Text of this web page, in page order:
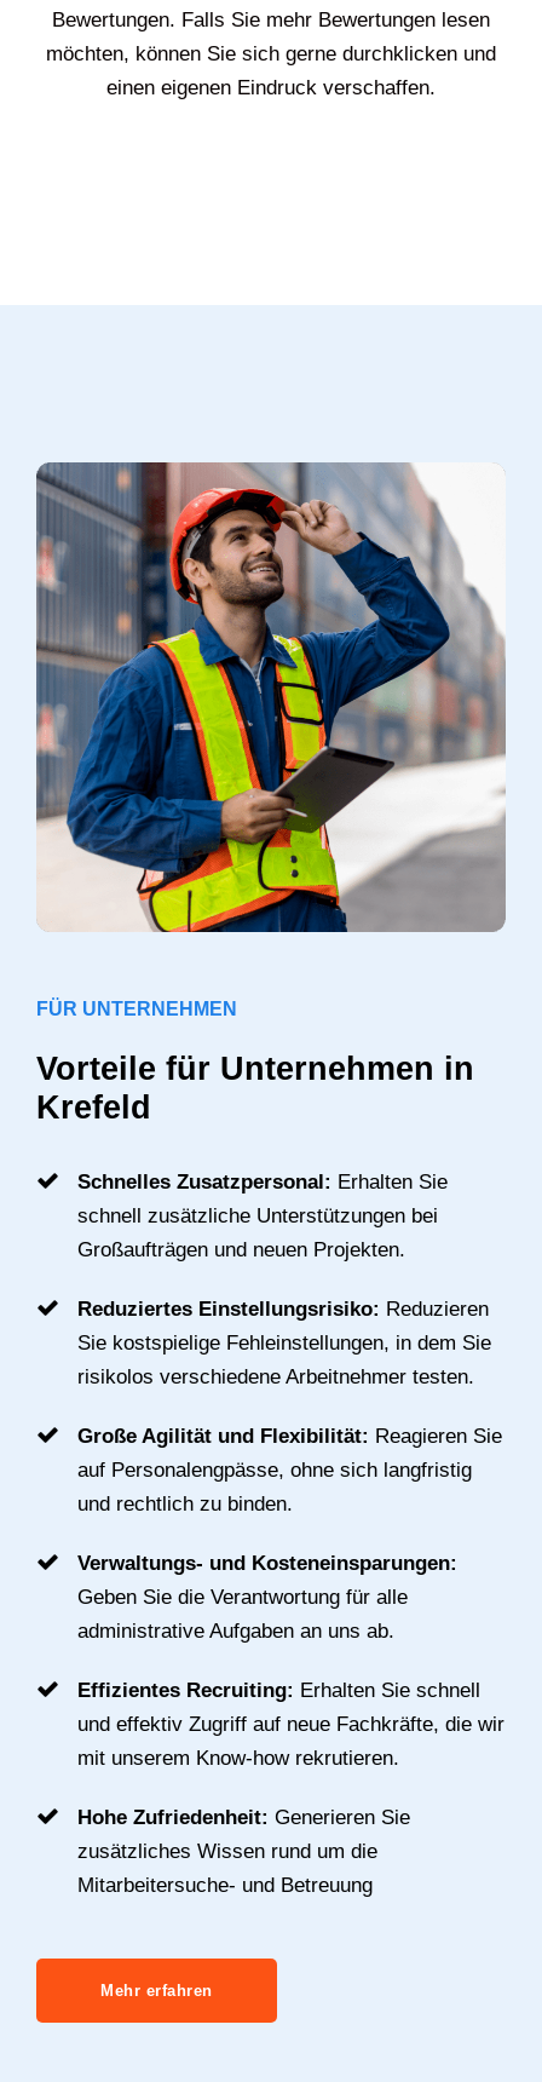
Bewertungen. Falls Sie mehr Bewertungen lesen
möchten, können Sie sich gerne durchklicken und
einen eigenen Eindruck verschaffen.
FÜR UNTERNEHMEN
Vorteile für Unternehmen in
Krefeld
Schnelles Zusatzpersonal: Erhalten Sie
schnell zusätzliche Unterstützungen bei
Großaufträgen und neuen Projekten.
Reduziertes Einstellungsrisiko: Reduzieren
Sie kostspielige Fehleinstellungen, in dem Sie
risikolos verschiedene Arbeitnehmer testen.
Große Agilität und Flexibilität: Reagieren Sie
auf Personalengpässe, ohne sich langfristig
und rechtlich zu binden.
Verwaltungs- und Kosteneinsparungen:
Geben Sie die Verantwortung für alle
administrative Aufgaben an uns ab.
Effizientes Recruiting: Erhalten Sie schnell
und effektiv Zugriff auf neue Fachkräfte, die wir
mit unserem Know-how rekrutieren.
Hohe Zufriedenheit: Generieren Sie
zusätzliches Wissen rund um die
Mitarbeitersuche- und Betreuung
Mehr erfahren